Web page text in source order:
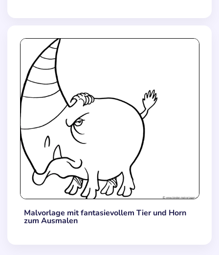
Malvorlage mit fantasievollem Tier und Horn
zum Ausmalen